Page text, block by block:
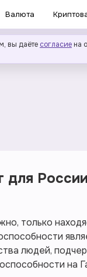
Валюта
вы даёте согласие на
для
только
людей,
на